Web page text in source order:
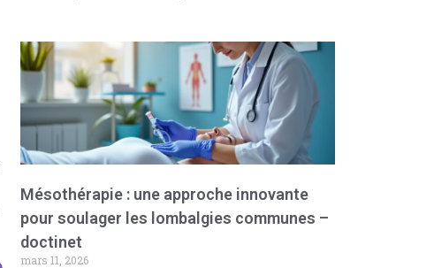
Mésothérapie : une approche innovante
pour soulager les lombalgies communes –
doctinet
mars 11, 2026